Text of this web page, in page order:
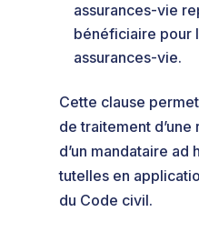
assurances-vie
bénéficiaire pour
assurances-vie.
Cette clause
de traitement
d’un mandataire ad
tutelles en
du Code civil.